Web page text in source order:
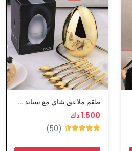
طقم ملاعق شاي مع ستاند على شكل بيضة
1.500 دك
(50)